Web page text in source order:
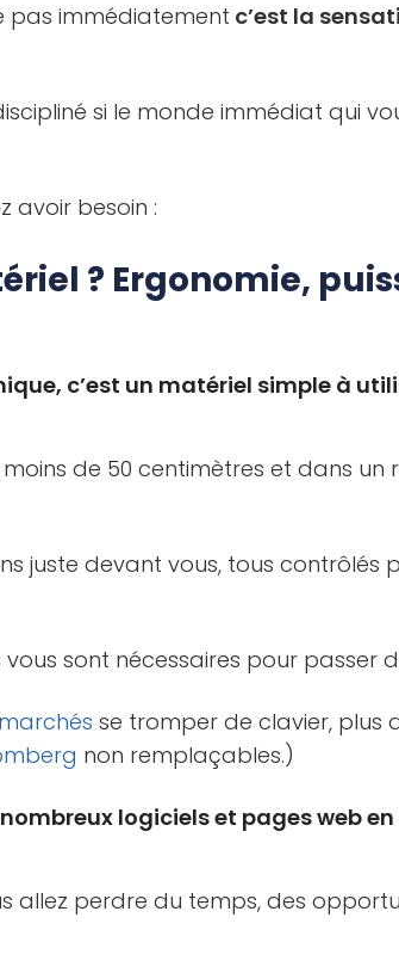
pas immédiatement c’est la
si le monde immédiat qui
avoir besoin :
? Ergonomie,
c’est un matériel simple à
de 50 centimètres et dans un
juste devant vous, tous contrôlés
sont nécessaires pour passer
se tromper de clavier, plus
non remplaçables.)
logiciels et pages web
allez perdre du temps, des